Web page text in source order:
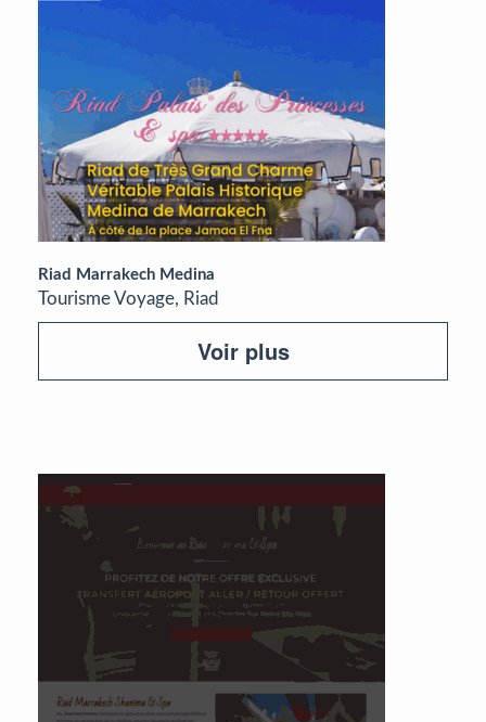
Riad Marrakech Medina
Tourisme Voyage, Riad
Voir plus